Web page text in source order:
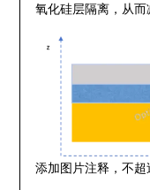
氧化硅层隔离，从而
添加图片注释，不超